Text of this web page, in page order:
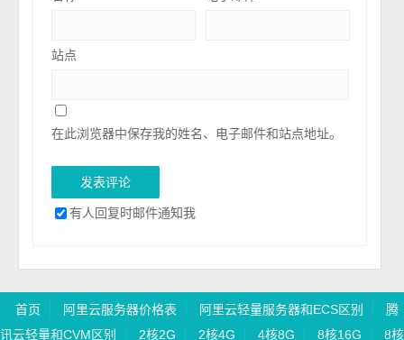
站点
在此浏览器中保存我的姓名、电子邮件和站点地址。
有人回复时邮件通知我
首页 阿里云服务器价格表 阿里云轻量服务器和ECS区别
腾
讯云轻量和CVM区别
2核2G 2核4G 4核8G 8核16G
8核